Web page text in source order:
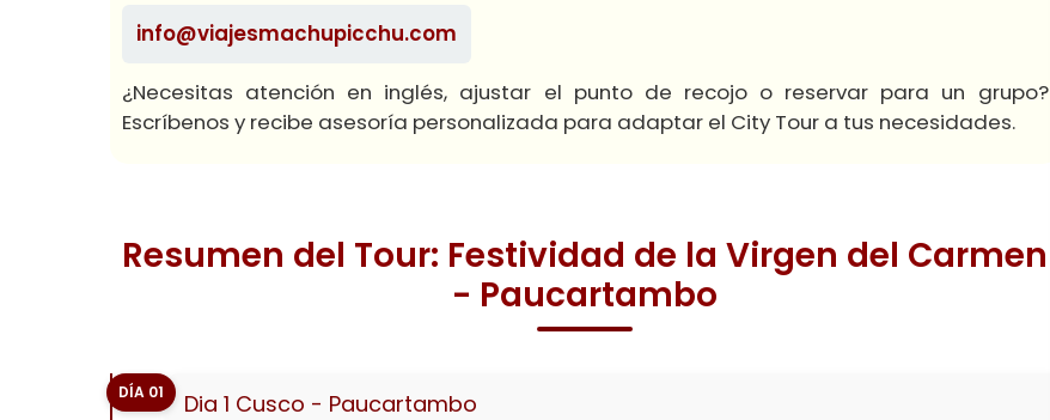
info@viajesmachupicchu.com
¿Necesitas atención en inglés, ajustar el punto de recojo o reservar para un grupo?
Escríbenos y recibe asesoría personalizada para adaptar el City Tour a tus necesidades.
Resumen del Tour: Festividad de la Virgen del Carmen
- Paucartambo
DÍA 01 Dia 1 Cusco - Paucartambo